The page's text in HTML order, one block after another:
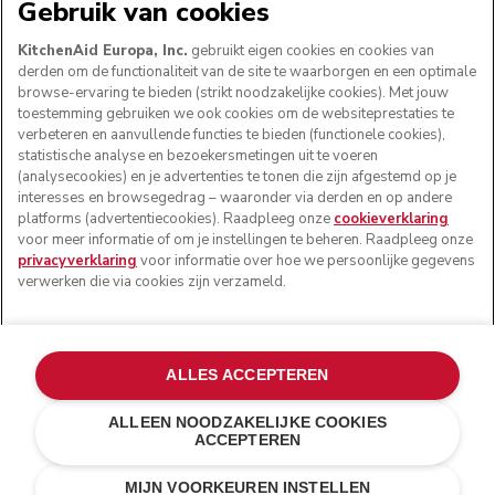
€ 48,30 € 69,00
Kosten besparen€ 20,70
© KitchenAid 2026 - Alle rechten voorbehouden.
KitchenAid en het design van de mixer zijn handelsmerken
Mijn cookies beheren Privacyverklaring
Cookiebeleid
Andere landen
Online geschillenafhandeling
Gebruik van cookies
KitchenAid Europa, Inc. gebruikt eigen cookies en cookies van
derden om de functionaliteit van de site te waarborgen en een optimale
browse-ervaring te bieden (strikt noodzakelijke cookies). Met jouw
toestemming gebruiken we ook cookies om de websiteprestaties te
verbeteren en aanvullende functies te bieden (functionele cookies),
statistische analyse en bezoekersmetingen uit te voeren
(analysecookies) en je advertenties te tonen die zijn afgestemd op je
interesses en browsegedrag – waaronder via derden en op andere
platforms (advertentiecookies). Raadpleeg onze cookieverklaring
voor meer informatie of om je instellingen te beheren. Raadpleeg onze
privacyverklaring voor informatie over hoe we persoonlijke gegevens
verwerken die via cookies zijn verzameld.
MIJN VOORKEUREN INSTELLEN
ALLEEN NOODZAKELIJKE COOKIES
ACCEPTEREN
ALLES ACCEPTEREN